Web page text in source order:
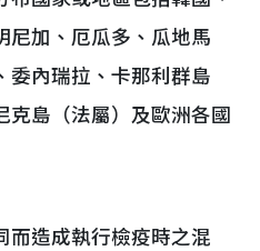
尼加、厄瓜多、瓜地馬
委內瑞拉、卡那利群島
克島（法屬）及歐洲各國
而造成執行檢疫時之混